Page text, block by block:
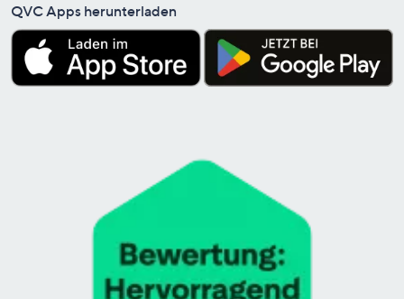
QVC Apps herunterladen